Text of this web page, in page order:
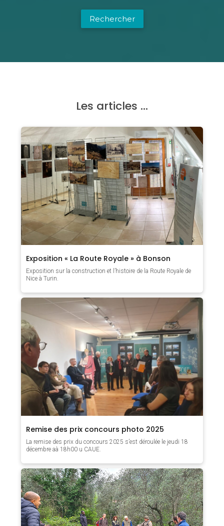
Rechercher
Les articles …
Exposition « La Route Royale » à Bonson
Exposition sur la construction et l’histoire de la Route Royale de
Nice à Turin.
Remise des prix concours photo 2025
La remise des prix du concours 2025 s’est déroulée le jeudi 18
décembre aà 18h00 u CAUE.